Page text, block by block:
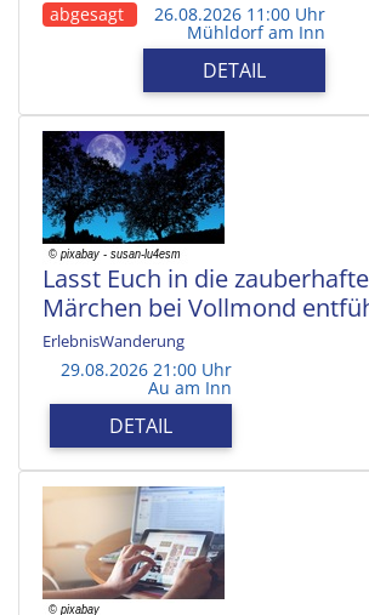
abgesagt 26.08.2026 11:00 Uhr
Mühldorf am Inn
DETAIL
Lasst Euch in die
Märchen bei Vollmond
ErlebnisWanderung
29.08.2026 21:00 Uhr
Au am Inn
DETAIL